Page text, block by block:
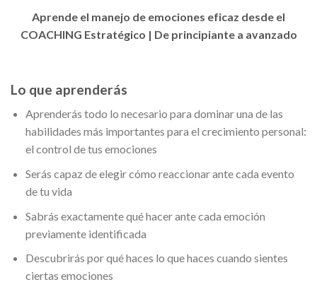
Aprende el manejo de emociones eficaz desde el
COACHING Estratégico | De principiante a avanzado
Lo que aprenderás
Aprenderás todo lo necesario para dominar una de las
habilidades más importantes para el crecimiento personal:
el control de tus emociones
Serás capaz de elegir cómo reaccionar ante cada evento
de tu vida
Sabrás exactamente qué hacer ante cada emoción
previamente identificada
Descubrirás por qué haces lo que haces cuando sientes
ciertas emociones